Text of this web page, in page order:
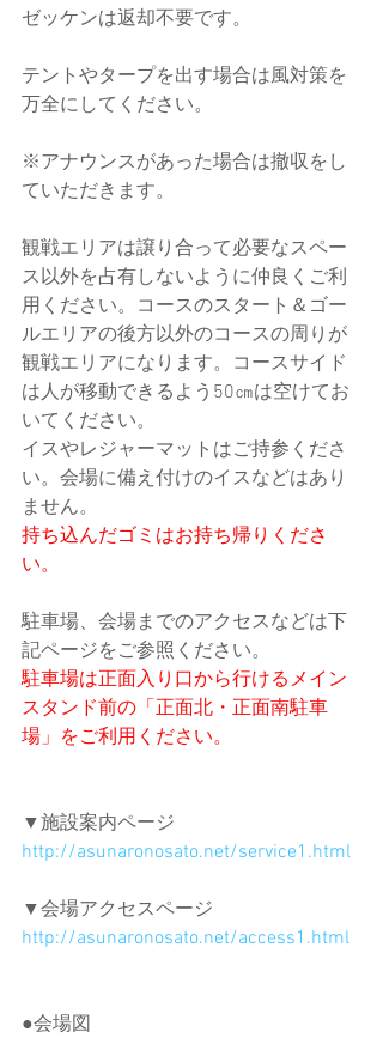
ゼッケンは返却不要です。
テントやタープを出す場合は風対策を
万全にしてください。
※アナウンスがあった場合は撤収をし
ていただきます。
観戦エリアは譲り合って必要なスペー
ス以外を占有しないように仲良くご利
用ください。コースのスタート＆ゴー
ルエリアの後方以外のコースの周りが
観戦エリアになります。コースサイド
は人が移動できるよう50㎝は空けてお
いてください。
イスやレジャーマットはご持参くださ
い。会場に備え付けのイスなどはあり
ません。
持ち込んだゴミはお持ち帰りくださ
い。
駐車場、会場までのアクセスなどは下
記ページをご参照ください。
駐車場は正面入り口から行けるメイン
スタンド前の「正面北・正面南駐車
場」をご利用ください。
▼施設案内ページ
http://asunaronosato.net/service1.html
▼会場アクセスページ
http://asunaronosato.net/access1.html
●会場図